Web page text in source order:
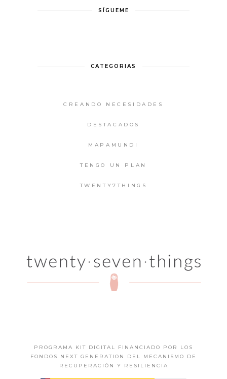
SÍGUEME
CATEGORIAS
CREANDO NECESIDADES
DESTACADOS
MAPAMUNDI
TENGO UN PLAN
TWENTY7THINGS
PROGRAMA KIT DIGITAL FINANCIADO POR LOS
FONDOS NEXT GENERATION DEL MECANISMO DE
RECUPERACIÓN Y RESILIENCIA